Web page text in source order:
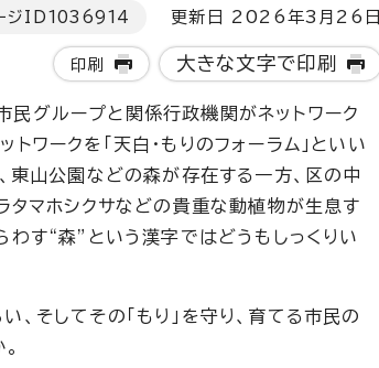
ジID 1036914 更新日 2026年3月26日
印刷 大きな文字で印刷
グループと関係行政機関がネットワーク
ワークを「天白・もりのフォーラム」といい
東山公園などの森が存在する一方、区の中
タマホシクサなどの貴重な動植物が生息す
す“森”という漢字ではどうもしっくりい
そしてその「もり」を守り、育てる市民の